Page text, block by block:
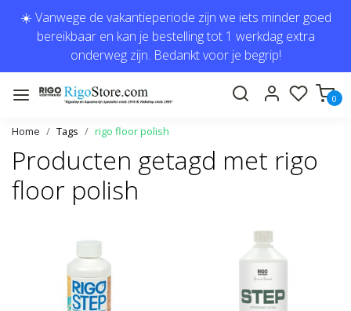
☀️ Vanwege de vakantieperiode zijn we iets minder goed
bereikbaar en kan je bestelling tot 1 werkdag extra
onderweg zijn. Bedankt voor je begrip!
0
Home Tags rigo floor polish
Producten getagd met rigo
floor polish